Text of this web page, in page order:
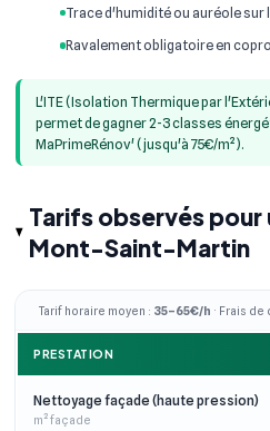
Trace d'humidité ou auréole
Ravalement obligatoire en
L'ITE (Isolation Thermique par
permet de gagner 2-3 classes
MaPrimeRénov' (jusqu'à 75€/m²).
Tarifs observés pour
Mont-Saint-Martin
Tarif horaire moyen : 35–65€/h · Frais
PRESTATION
Nettoyage façade (haute pression)
m² façade